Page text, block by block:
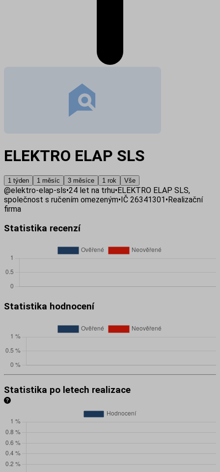
ELEKTRO ELAP SLS
1 týden 1 měsíc 3 měsíce 1 rok Vše
@elektro-elap-sls•24 let na trhu•ELEKTRO ELAP SLS,
společnost s ručením omezeným•IČ 26341301•Realizační
firma
Statistika recenzí
Statistika hodnocení
Statistika po letech realizace